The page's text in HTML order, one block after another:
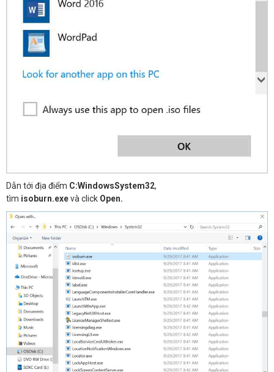
Dẫn tới địa điểm C:WindowsSystem32,
tìm isoburn.exevà click Open.